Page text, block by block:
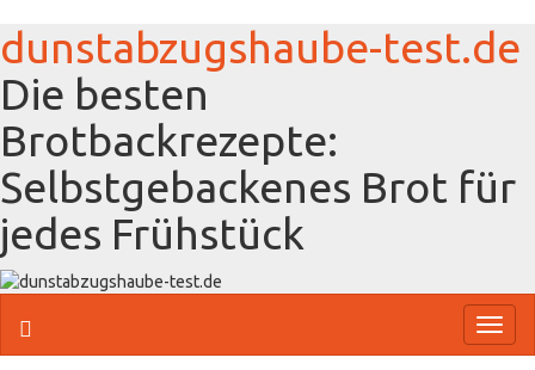
dunstabzugshaube-test.de
Die besten
Brotbackrezepte:
Selbstgebackenes Brot für
jedes Frühstück